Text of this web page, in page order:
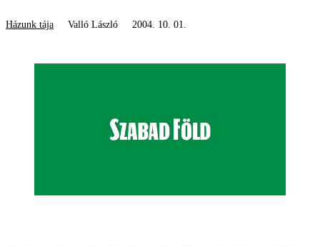
Házunk tája Valló László 2004. 10. 01.